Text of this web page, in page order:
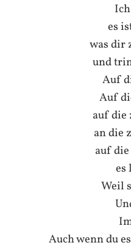
es
was dir
und
Auf
Auf
auf die
an die
auf
es
Weil
Auch wenn du